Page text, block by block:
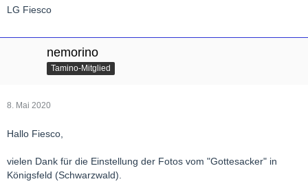
LG Fiesco
nemorino
Tamino-Mitglied
8. Mai 2020
Hallo Fiesco,
vielen Dank für die Einstellung der Fotos vom "Gottesacker" in
Königsfeld (Schwarzwald).